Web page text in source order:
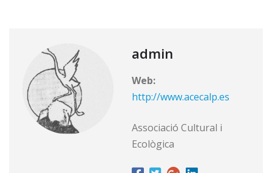
admin
Web:
http://www.acecalp.es
Associació Cultural i
Ecològica